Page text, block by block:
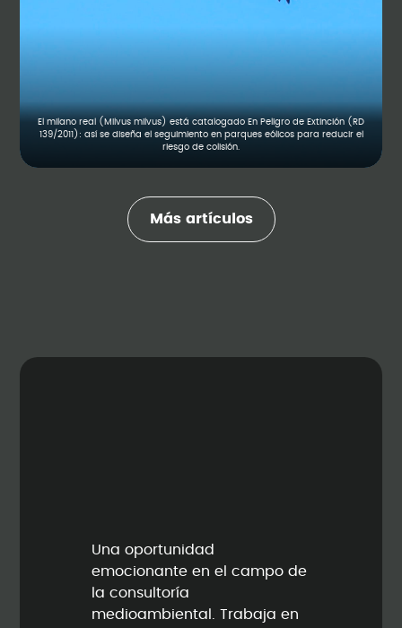
El milano real (Milvus milvus) está catalogado En Peligro de Extinción (RD
139/2011): así se diseña el seguimiento en parques eólicos para reducir el
riesgo de colisión.
Más artículos
Una oportunidad
emocionante en el campo de
la consultoría
medioambiental. Trabaja en